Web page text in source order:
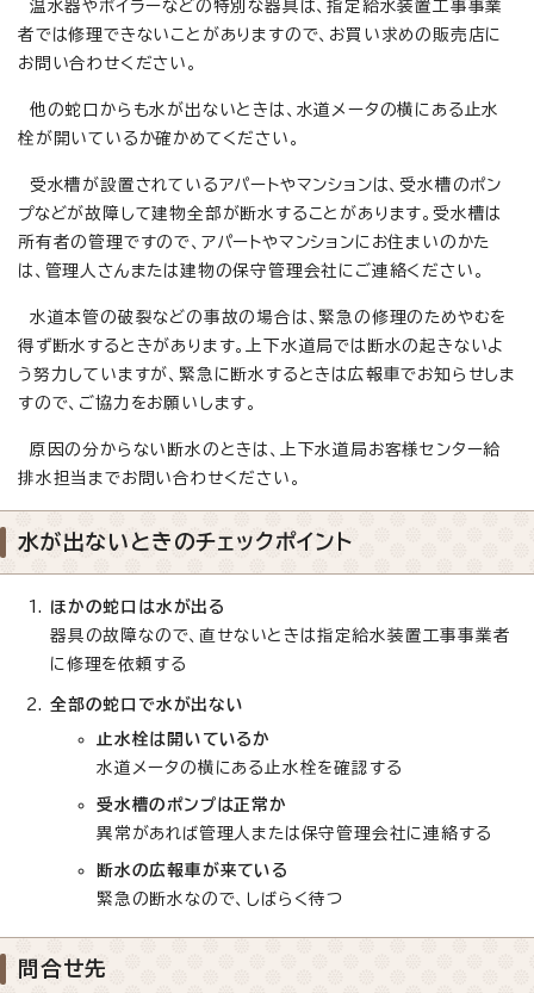
温水器やボイラーなどの特別な器具は、指定給水装置工事事業
者では修理できないことがありますので、お買い求めの販売店に
お問い合わせください。
他の蛇口からも水が出ないときは、水道メータの横にある止水
栓が開いているか確かめてください。
受水槽が設置されているアパートやマンションは、受水槽のポン
プなどが故障して建物全部が断水することがあります。受水槽は
所有者の管理ですので、アパートやマンションにお住まいのかた
は、管理人さんまたは建物の保守管理会社にご連絡ください。
水道本管の破裂などの事故の場合は、緊急の修理のためやむを
得ず断水するときがあります。上下水道局では断水の起きないよ
う努力していますが、緊急に断水するときは広報車でお知らせしま
すので、ご協力をお願いします。
原因の分からない断水のときは、上下水道局お客様センター給
排水担当までお問い合わせください。
水が出ないときのチェックポイント
ほかの蛇口は水が出る
器具の故障なので、直せないときは指定給水装置工事事業者
に修理を依頼する
全部の蛇口で水が出ない
止水栓は開いているか
水道メータの横にある止水栓を確認する
受水槽のポンプは正常か
異常があれば管理人または保守管理会社に連絡する
断水の広報車が来ている
緊急の断水なので、しばらく待つ
問合せ先